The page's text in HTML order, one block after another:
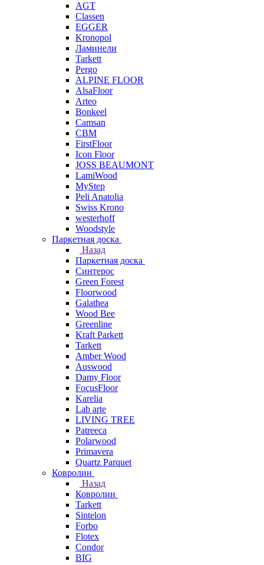
AGT
Classen
EGGER
Kronopol
Ламинели
Tarkett
Pergo
ALPINE FLOOR
AlsaFloor
Arteo
Bonkeel
Camsan
CBM
FirstFloor
Icon Floor
JOSS BEAUMONT
LamiWood
MyStep
Peli Anatolia
Swiss Krono
westerhoff
Woodstyle
Паркетная доска
Назад
Паркетная доска
Синтерос
Green Forest
Floorwood
Galathea
Wood Bee
Greenline
Kraft Parkett
Tarkett
Amber Wood
Auswood
Damy Floor
FocusFloor
Karelia
Lab arte
LIVING TREE
Patreeca
Polarwood
Primavera
Quartz Parquet
Ковролин
Назад
Ковролин
Tarkett
Sintelon
Forbo
Flotex
Condor
BIG